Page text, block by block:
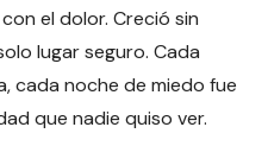
el dolor. Creció sin
lugar seguro. Cada
cada noche de miedo fue
que nadie quiso ver.